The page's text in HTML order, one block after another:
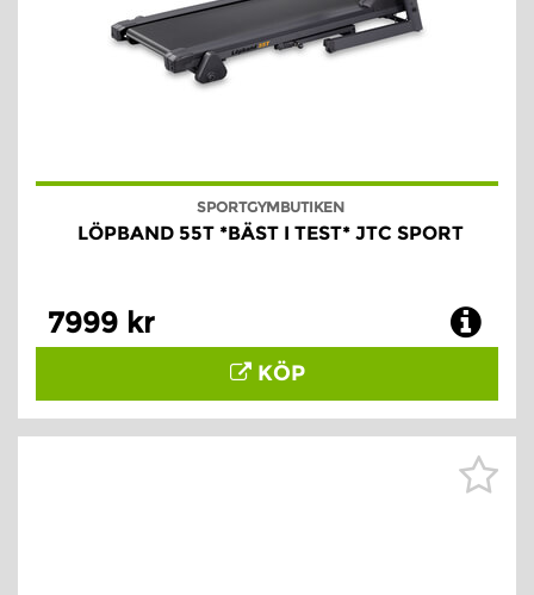
SPORTGYMBUTIKEN
LÖPBAND 55T *BÄST I TEST* JTC SPORT
7999 kr
KÖP